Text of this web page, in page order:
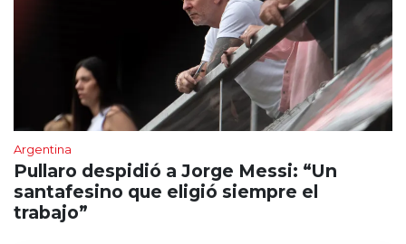
Argentina
Pullaro despidió a Jorge Messi: “Un
santafesino que eligió siempre el
trabajo”